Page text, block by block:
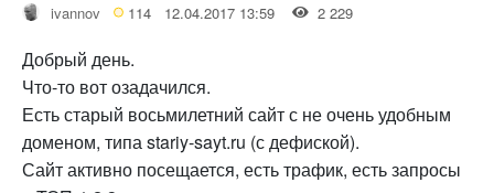
ivannov 114 12.04.2017 13:59 2 229
Добрый день.
Что-то вот озадачился.
Есть старый восьмилетний сайт с не очень удобным
доменом, типа stariy-sayt.ru (с дефиской).
Сайт активно посещается, есть трафик, есть запросы